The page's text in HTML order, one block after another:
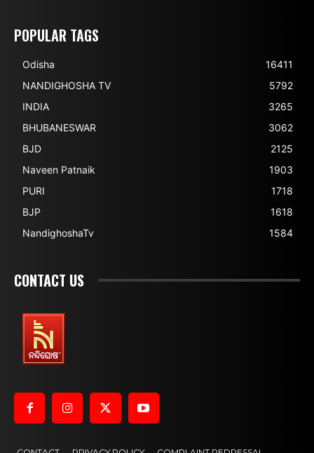
POPULAR TAGS
Odisha
16411
NANDIGHOSHA TV
5792
INDIA
3265
BHUBANESWAR
3062
BJD
2125
Naveen Patnaik
1903
PURI
1718
BJP
1618
NandighoshaTv
1584
CONTACT US